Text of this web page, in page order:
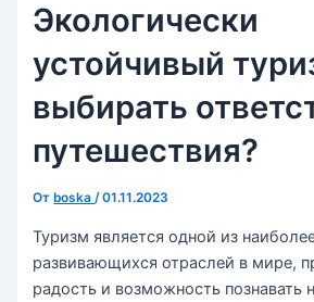
Экологически
устойчивый
выбирать
путешествия?
От boska/01.11.2023
Туризм является одной из
развивающихся отраслей в мире,
радость и возможность познавать